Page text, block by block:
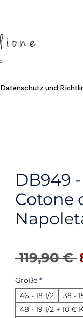
Datenschutz und
DB949
Cotone
119,90 €
Größe *
46 - 18 1/2
38 -
48 - 19 1/2 + 10 €